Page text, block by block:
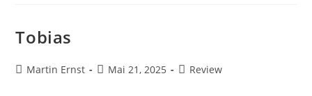
Tobias
Martin Ernst Mai 21, 2025 Review